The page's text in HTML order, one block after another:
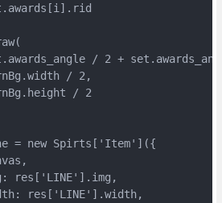
/ 2 +
/ 2,
/ 2
= new Spirts['Item']({
res['LINE'].img,
res['LINE'].width,